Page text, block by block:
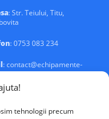
tehnologii precum
: Str. Teiului, Titu,
: 0753 083 234
: contact@echipamente-